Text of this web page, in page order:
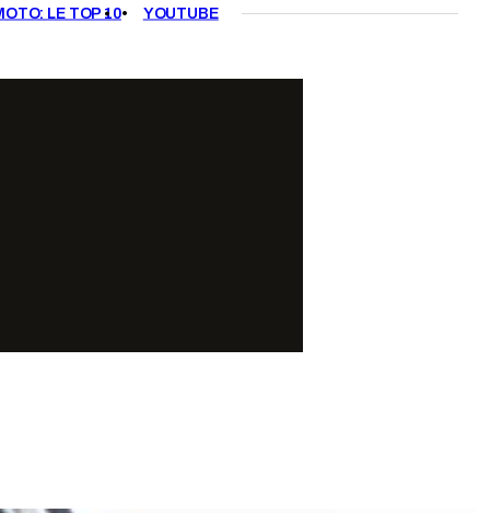
LE TOP 10 YOUTUBE